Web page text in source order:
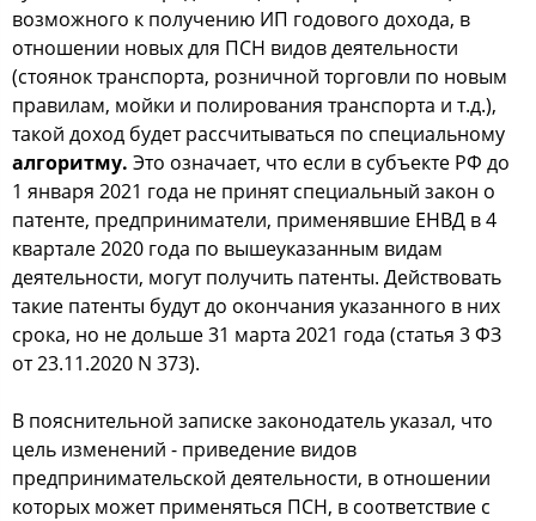
возможного к получению ИП годового дохода, в
отношении новых для ПСН видов деятельности
(стоянок транспорта, розничной торговли по новым
правилам, мойки и полирования транспорта и т.д.),
такой доход будет рассчитываться по специальному
алгоритму. Это означает, что если в субъекте РФ до
1 января 2021 года не принят специальный закон о
патенте, предприниматели, применявшие ЕНВД в 4
квартале 2020 года по вышеуказанным видам
деятельности, могут получить патенты. Действовать
такие патенты будут до окончания указанного в них
срока, но не дольше 31 марта 2021 года (статья 3 ФЗ
от 23.11.2020 N 373).
В пояснительной записке законодатель указал, что
цель изменений - приведение видов
предпринимательской деятельности, в отношении
которых может применяться ПСН, в соответствие с